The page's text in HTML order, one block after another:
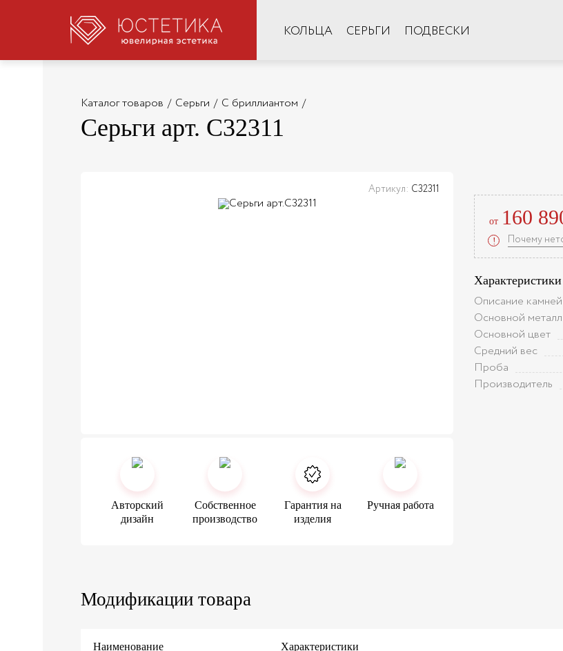
КОЛЬЦА СЕРЬГИ ПОДВЕСКИ
Каталог товаров / Серьги / С бриллиантом /
Серьги арт. С32311
Артикул: С32311
Авторский
дизайн
Собственное
производство
Гарантия на
изделия
Ручная работа
от 160
! Почему
Характеристики
Описание камней
Основной металл
Основной цвет
Средний вес
Проба
Производитель
Модификации товара
Наименование Характеристики